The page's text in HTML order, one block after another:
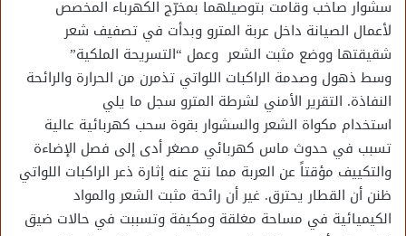
سشوار صاخب وقامت بتوصيلهما بمخرّج الكهرباء المخصص
لأعمال الصيانة داخل عربة المترو وبدأت في تصفيف شعر
شقيقتها ووضع مثبت الشعر وعمل “التسريحة الملكية”
وسط ذهول وصدمة الراكبات اللواتي تذمرن من الحرارة والرائحة
النفاذة. التقرير الأمني لشرطة المترو سجل ما يلي
استخدام مكواة الشعر والسشوار بقوة سحب كهربائية عالية
تسبب في حدوث ماس كهربائي مصغر أدى إلى فصل الإضاءة
والتكييف مؤقتاً عن العربة مما نتج عنه إثارة ذعر الراكبات اللواتي
ظنن أن القطار يحترق. غير أن رائحة مثبت الشعر والمواد
الكيميائية في مساحة مغلقة ومكيفة وتسببت في حالات ضيق